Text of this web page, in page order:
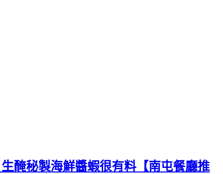
醃秘製海鮮醬蝦很有料【南屯餐廳推